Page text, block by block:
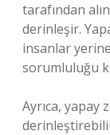
tarafından
derinleşir.
insanlar
sorumluluğu
Ayrıca, yapay